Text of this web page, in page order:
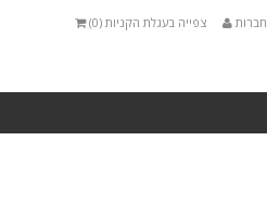
צפייה בעגלת הקניות (0
)